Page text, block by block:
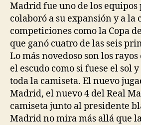
Madrid fue uno de los equipos
colaboró a su expansión y a la
competiciones como la Copa
que ganó cuatro de las seis
Lo más novedoso son los
el escudo como si fuese el sol
toda la camiseta. El nuevo
Madrid, el nuevo 4 del Real
camiseta junto al presidente
Madrid no mira más allá que